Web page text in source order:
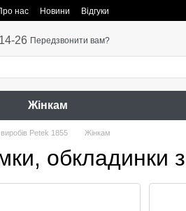
нас Новини
Відгуки
26 Передзвонити вам?
Жінкам
Petek 1855 Жінкам
обкладинки